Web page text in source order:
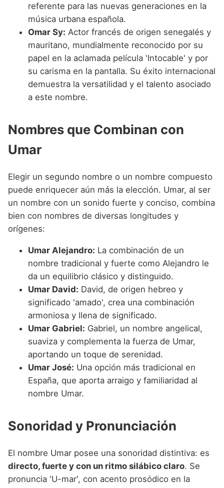
referente para las nuevas generaciones en la
música urbana española.
Omar Sy: Actor francés de origen senegalés y
mauritano, mundialmente reconocido por su
papel en la aclamada película 'Intocable' y por
su carisma en la pantalla. Su éxito internacional
demuestra la versatilidad y el talento asociado
a este nombre.
Nombres que Combinan con
Umar
Elegir un segundo nombre o un nombre compuesto
puede enriquecer aún más la elección. Umar, al ser
un nombre con un sonido fuerte y conciso, combina
bien con nombres de diversas longitudes y
orígenes:
Umar Alejandro: La combinación de un
nombre tradicional y fuerte como Alejandro le
da un equilibrio clásico y distinguido.
Umar David: David, de origen hebreo y
significado 'amado', crea una combinación
armoniosa y llena de significado.
Umar Gabriel: Gabriel, un nombre angelical,
suaviza y complementa la fuerza de Umar,
aportando un toque de serenidad.
Umar José: Una opción más tradicional en
España, que aporta arraigo y familiaridad al
nombre Umar.
Sonoridad y Pronunciación
El nombre Umar posee una sonoridad distintiva: es
directo, fuerte y con un ritmo silábico claro. Se
pronuncia 'U-mar', con acento prosódico en la